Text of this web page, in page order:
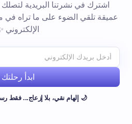
اشترك في نشرتنا البريدية
عميقة تلقي الضوء على ما تراه في
الإلكتروني
ابدأ رحلتك
🌙 إلهام نقي، بلا إزعاج... فقط